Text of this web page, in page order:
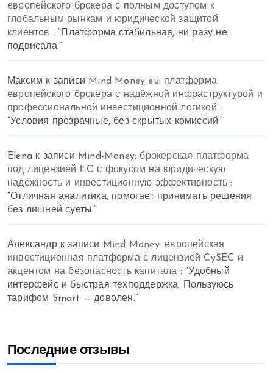
европейского брокера с полным доступом к
глобальным рынкам и юридической защитой
клиентов : “ Платформа стабильная, ни разу не
подвисала.”
Максим к записи Mind Money eu: платформа
европейского брокера с надёжной инфраструктурой и
профессиональной инвестиционной логикой :
“Условия прозрачные, без скрытых комиссий.”
Elena к записи Mind-Money: брокерская платформа
под лицензией ЕС с фокусом на юридическую
надёжность и инвестиционную эффективность:
“Отличная аналитика, помогает принимать решения
без лишней суеты.”
Александрк записи
Mind-Money: европейская
инвестиционная платформа с лицензией CySEC и
акцентом на безопасность капитала : “Удобный
интерфейс и быстрая техподдержка. Пользуюсь
тарифом Smart — доволен.”
Последние отзывы